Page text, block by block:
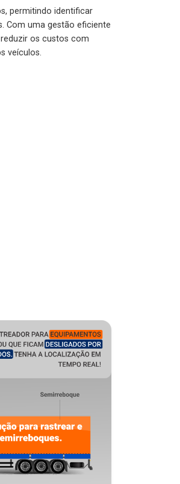
permitindo identificar
Com uma gestão eficiente
os custos com
veículos.